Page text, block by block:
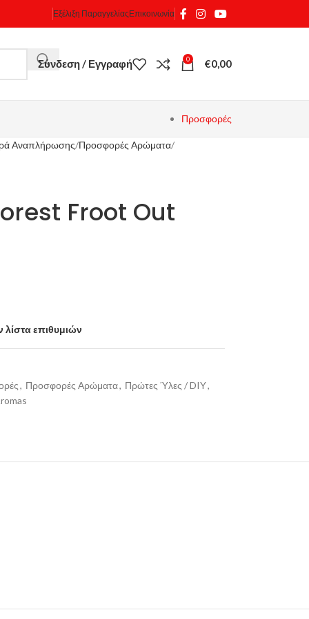
Εξέλιξη ΠαραγγελίαςΕπικοινωνία
Σύνδεση / Εγγραφή 0 €0,00
Προσφορές
Αναπλήρωσης Προσφορές Αρώματα
Froot Out
επιθυμιών
, Προσφορές Αρώματα, Πρώτες Ύλες / DIY,